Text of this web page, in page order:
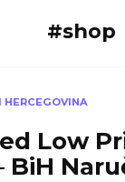
#shop
HERCEGOVINA
Low
BiH